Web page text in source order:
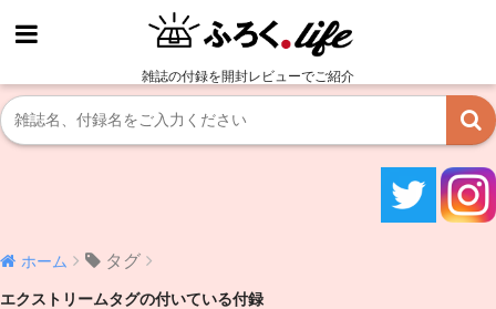
雑誌の付録を開封レビューでご紹介
ホーム タグ
エクストリームタグの付いている付録